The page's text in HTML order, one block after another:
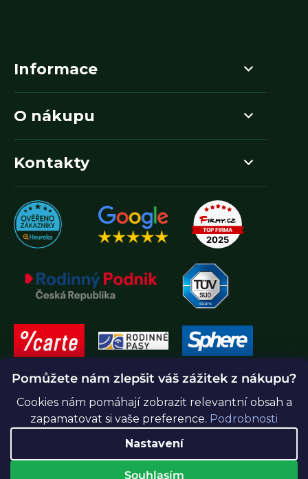
Pomůžete nám zlepšit váš zážitek z nákupu?
Cookies nám pomáhají zobrazit relevantní obsah a
zapamatovat si vaše preference. Podrobnosti
Nastavení
Souhlasím
Informace
O nákupu
Kontakty